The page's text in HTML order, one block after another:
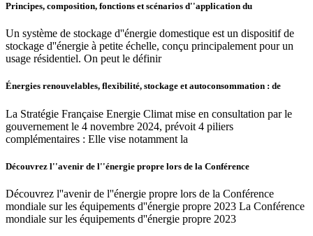
Principes, composition, fonctions et scénarios d''application du
Un système de stockage d''énergie domestique est un dispositif de
stockage d''énergie à petite échelle, conçu principalement pour un
usage résidentiel. On peut le définir
Énergies renouvelables, flexibilité, stockage et autoconsommation : de
La Stratégie Française Energie Climat mise en consultation par le
gouvernement le 4 novembre 2024, prévoit 4 piliers
complémentaires : Elle vise notamment la
Découvrez l''avenir de l''énergie propre lors de la Conférence
Découvrez l''avenir de l''énergie propre lors de la Conférence
mondiale sur les équipements d''énergie propre 2023 La Conférence
mondiale sur les équipements d''énergie propre 2023